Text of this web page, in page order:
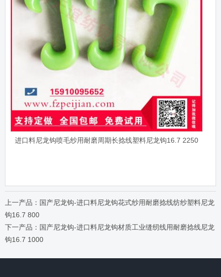
进口料尼龙钩喷毛纱用耐磨周期长捻线塑料尼龙钩16.7 2250
上一产品：国产尼龙钩-进口料尼龙钩花式纱用耐磨捻线纺纱塑料尼龙
钩16.7 800
下一产品：国产尼龙钩-进口料尼龙钩材质工业缝纫线用耐磨捻线尼龙
钩16.7 1000